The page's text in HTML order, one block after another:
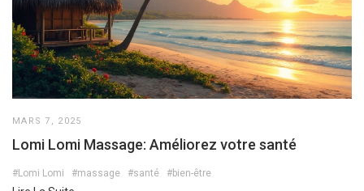
MARS 7, 2025
Lomi Lomi Massage: Améliorez votre santé
#Lomi Lomi #massage #santé #bien-être